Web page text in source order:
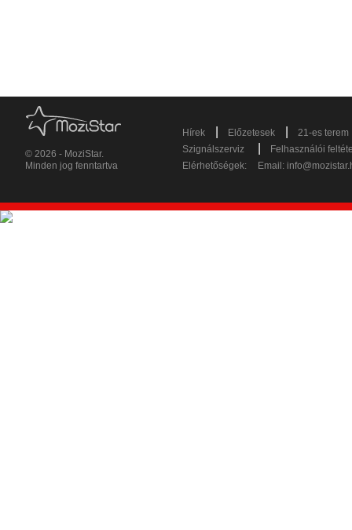
© 2026 - MoziStar.
Minden jog fenntartva
Hírek Előzetesek
21-es terem
Szignálszerviz
Felhasználói
Elérhetőségek:
Email: